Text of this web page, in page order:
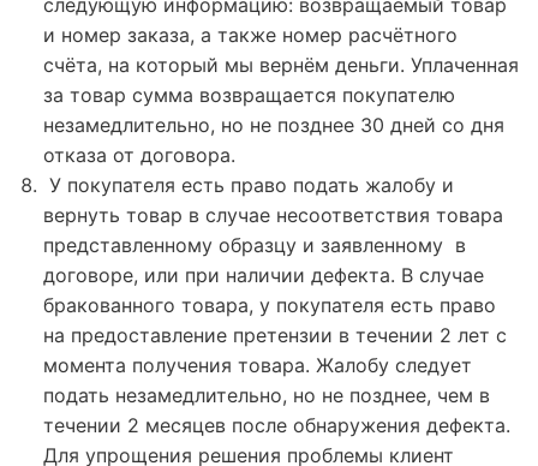
следующую информацию: возвращаемый товар
и номер заказа, а также номер расчётного
счёта, на который мы вернём деньги. Уплаченная
за товар сумма возвращается покупателю
незамедлительно, но не позднее 30 дней со дня
отказа от договора.
У покупателя есть право подать жалобу и
вернуть товар в случае несоответствия товара
представленному образцу и заявленному в
договоре, или при наличии дефекта. В случае
бракованного товара, у покупателя есть право
на предоставление претензии в течении 2 лет с
момента получения товара. Жалобу следует
подать незамедлительно, но не позднее, чем в
течении 2 месяцев после обнаружения дефекта.
Для упрощения решения проблемы клиент